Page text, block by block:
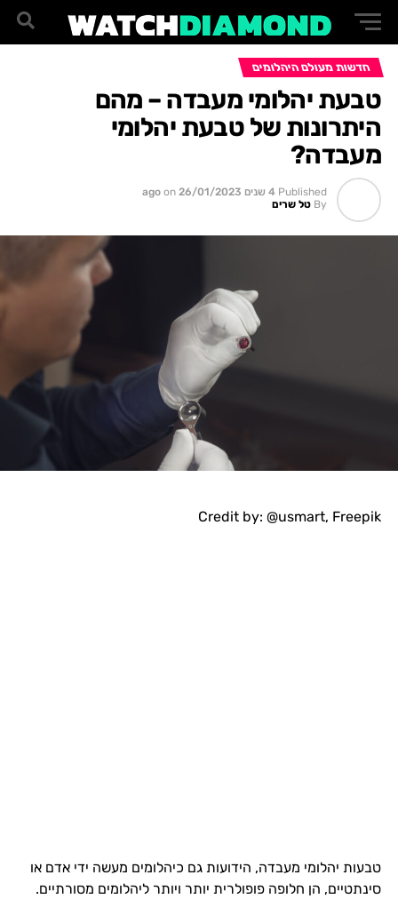
חדשות מעולם היהלומים
טבעת יהלומי מעבדה – מהם
היתרונות של טבעת יהלומי
מעבדה?
Published 4 שנים ago on 26/01/2023
By טל שרים
Credit by: @usmart, Freepik
טבעות יהלומי מעבדה, הידועות גם כיהלומים מעשה ידי אדם או
סינתטיים, הן חלופה פופולרית יותר ויותר ליהלומים מסורתיים.